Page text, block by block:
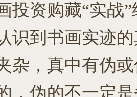
资购藏“实战”
识到书画实迹
杂，真中有伪
，伪的不一定